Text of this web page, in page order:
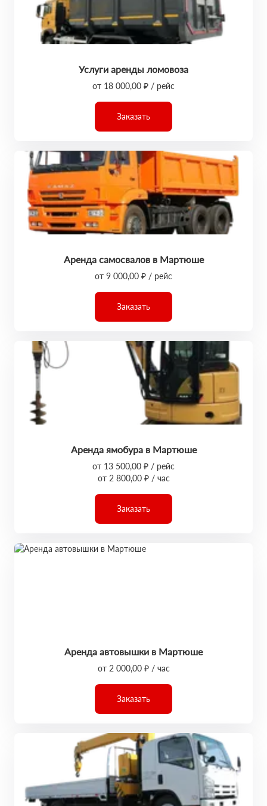
Услуги аренды ломовоза
от 18 000,00 ₽ / рейс
Заказать
Аренда самосвалов в Мартюше
от 9 000,00 ₽ / рейс
Заказать
Аренда ямобура в Мартюше
от 13 500,00 ₽ / рейс
от 2 800,00 ₽ / час
Заказать
Аренда автовышки в Мартюше
от 2 000,00 ₽ / час
Заказать